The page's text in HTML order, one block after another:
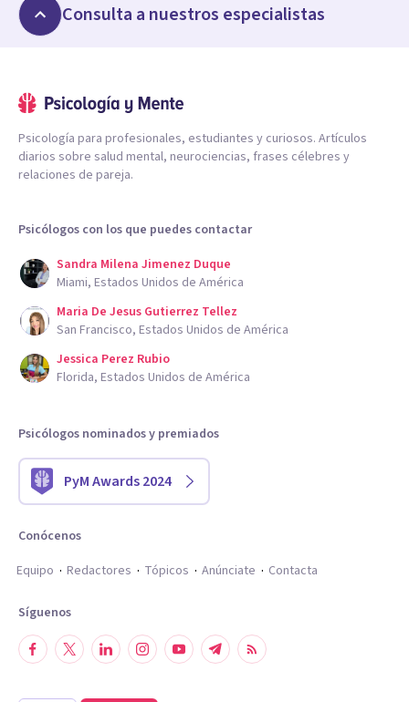
Consulta a nuestros especialistas
Psicología para profesionales, estudiantes y curiosos. Artículos
diarios sobre salud mental, neurociencias, frases célebres y
relaciones de pareja.
Psicólogos con los que puedes contactar
Sandra Milena Jimenez Duque
Miami, Estados Unidos de América
Maria De Jesus Gutierrez Tellez
San Francisco, Estados Unidos de América
Jessica Perez Rubio
Florida, Estados Unidos de América
Psicólogos nominados y premiados
PyM Awards 2024
Conócenos
Equipo
Redactores Tópicos Anúnciate Contacta
Síguenos